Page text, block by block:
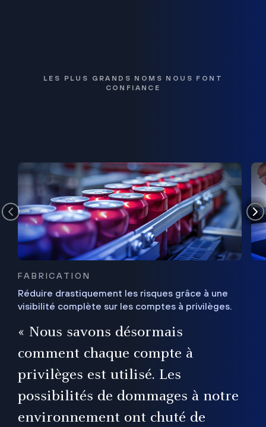
LES PLUS GRANDS NOMS NOUS FONT
CONFIANCE
FABRICATION
Réduire drastiquement les risques grâce à une
visibilité complète sur les comptes à privilèges.
« Nous savons désormais
comment chaque compte à
privilèges est utilisé. Les
possibilités de dommages à notre
environnement ont chuté de